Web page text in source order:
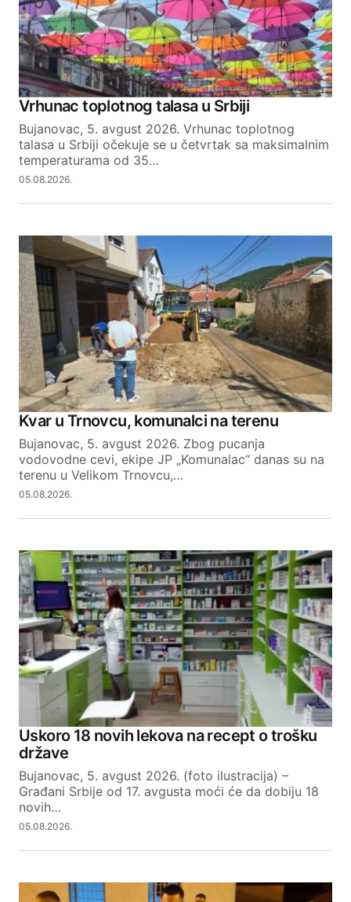
Vrhunac toplotnog talasa u Srbiji
Bujanovac, 5. avgust 2026. Vrhunac toplotnog
talasa u Srbiji očekuje se u četvrtak sa maksimalnim
temperaturama od 35…
05.08.2026.
Kvar u Trnovcu, komunalci na terenu
Bujanovac, 5. avgust 2026. Zbog pucanja
vodovodne cevi, ekipe JP „Komunalac“ danas su na
terenu u Velikom Trnovcu,…
05.08.2026.
Uskoro 18 novih lekova na recept o trošku
države
Bujanovac, 5. avgust 2026. (foto ilustracija) –
Građani Srbije od 17. avgusta moći će da dobiju 18
novih…
05.08.2026.